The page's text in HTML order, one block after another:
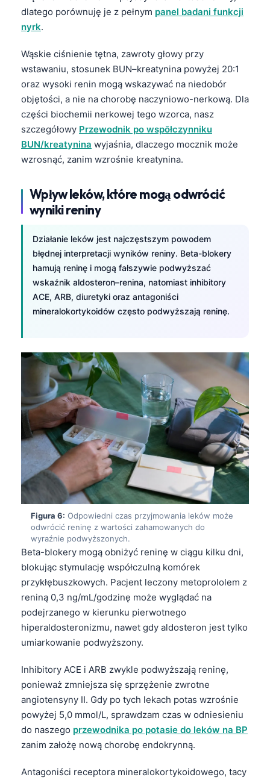
dlatego porównuję je z pełnym panel badani funkcji
nyrk.
Wąskie ciśnienie tętna, zawroty głowy przy
wstawaniu, stosunek BUN–kreatynina powyżej 20:1
oraz wysoki renin mogą wskazywać na niedobór
objętości, a nie na chorobę naczyniowo-nerkową. Dla
części biochemii nerkowej tego wzorca, nasz
szczegółowy Przewodnik po wspōłczynniku
BUN/kreatynina wyjaśnia, dlaczego mocznik może
wzrosnąć, zanim wzrośnie kreatynina.
Wpływ leków, które mogą odwrócić
wyniki reniny
Działanie leków jest najczęstszym powodem
błędnej interpretacji wyników reniny. Beta-blokery
hamują reninę i mogą fałszywie podwyższać
wskaźnik aldosteron–renina, natomiast inhibitory
ACE, ARB, diuretyki oraz antagoniści
mineralokortykoidów często podwyższają reninę.
Figura 6: Odpowiedni czas przyjmowania leków może
odwrócić reninę z wartości zahamowanych do
wyraźnie podwyższonych.
Beta-blokery mogą obniżyć reninę w ciągu kilku dni,
blokując stymulację współczulną komórek
przykłębuszkowych. Pacjent leczony metoprololem z
reniną 0,3 ng/mL/godzinę może wyglądać na
podejrzanego w kierunku pierwotnego
hiperaldosteronizmu, nawet gdy aldosteron jest tylko
umiarkowanie podwyższony.
Inhibitory ACE i ARB zwykle podwyższają reninę,
ponieważ zmniejsza się sprzężenie zwrotne
angiotensyny II. Gdy po tych lekach potas wzrośnie
powyżej 5,0 mmol/L, sprawdzam czas w odniesieniu
do naszego przewodnika po potasie do leków na BP
zanim założę nową chorobę endokrynną.
Antagoniści receptora mineralokortykoidowego, tacy
Occitan
العربية المغربية
Afrikaans
Монгол
ພາສາລາວ
Basa Jawa
ئۇيغۇرچە
Кыргызча
Татар теле
Беларуская мова
Esperanto
Frysk
Norsk bokmål